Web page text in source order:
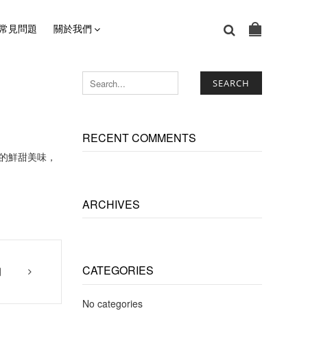
見問題 關於我們
鮮甜美味，
SEARCH
RECENT COMMENTS
ARCHIVES
CATEGORIES
No categories